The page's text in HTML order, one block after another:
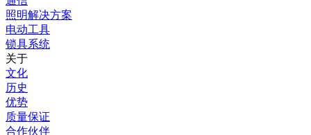
照明解决方案
电动工具
锁具系统
关于
文化
历史
优势
质量保证
合作伙伴